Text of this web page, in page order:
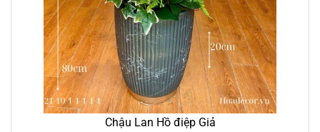
Chậu Lan Hồ điệp Giả